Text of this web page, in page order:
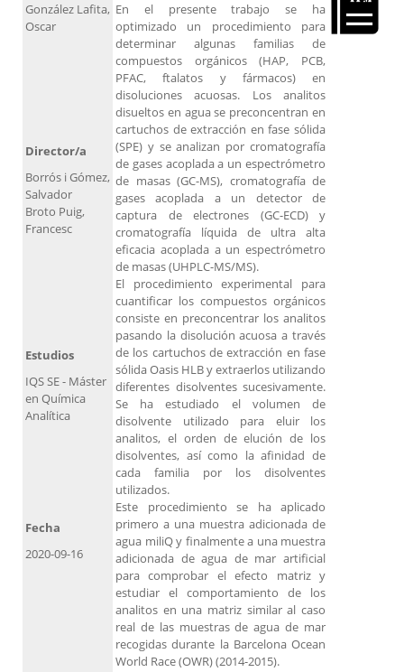
González Lafita,
Oscar
En el presente trabajo se ha
optimizado un procedimiento para
determinar algunas familias de
compuestos orgánicos (HAP, PCB,
PFAC, ftalatos y fármacos) en
disoluciones acuosas. Los analitos
disueltos en agua se preconcentran en
cartuchos de extracción en fase sólida
(SPE) y se analizan por cromatografía
de gases acoplada a un espectrómetro
de masas (GC-MS), cromatografía de
gases acoplada a un detector de
captura de electrones (GC-ECD) y
cromatografía líquida de ultra alta
eficacia acoplada a un espectrómetro
de masas (UHPLC-MS/MS).
El procedimiento experimental para
cuantificar los compuestos orgánicos
consiste en preconcentrar los analitos
pasando la disolución acuosa a través
de los cartuchos de extracción en fase
sólida Oasis HLB y extraerlos utilizando
diferentes disolventes sucesivamente.
Se ha estudiado el volumen de
disolvente utilizado para eluir los
analitos, el orden de elución de los
disolventes, así como la afinidad de
cada familia por los disolventes
utilizados.
Este procedimiento se ha aplicado
primero a una muestra adicionada de
agua miliQ y finalmente a una muestra
adicionada de agua de mar artificial
para comprobar el efecto matriz y
estudiar el comportamiento de los
analitos en una matriz similar al caso
real de las muestras de agua de mar
recogidas durante la Barcelona Ocean
World Race (OWR) (2014-2015).
Director/a
Borrós i Gómez,
Salvador
Broto Puig,
Francesc
Estudios
IQS SE - Máster
en Química
Analítica
Fecha
2020-09-16